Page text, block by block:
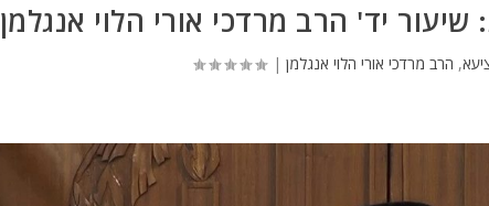
יד' הרב מרדכי אורי הלוי אנגלמן
, הרב מרדכי אורי הלוי אנגלמן|